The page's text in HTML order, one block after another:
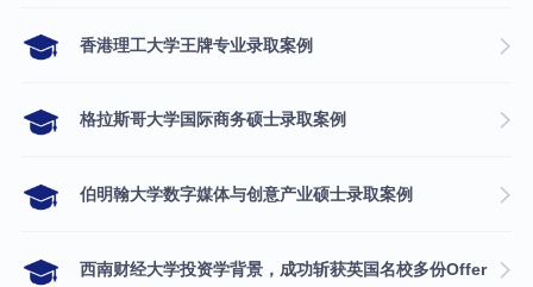
香港理工大学王牌专业录取案例
格拉斯哥大学国际商务硕士录取案例
伯明翰大学数字媒体与创意产业硕士录取案例
西南财经大学投资学背景，成功斩获英国名校多份Offer